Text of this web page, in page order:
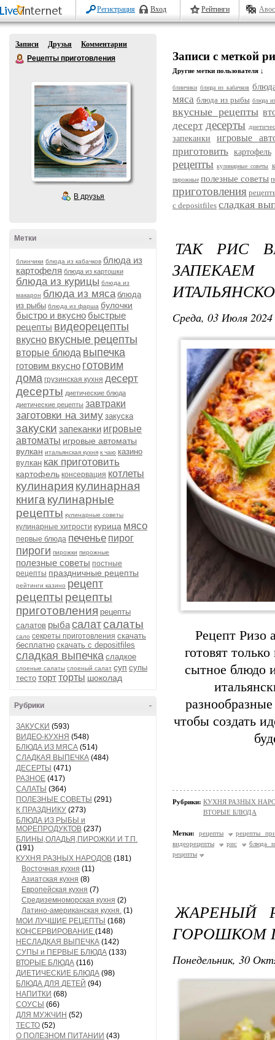
Регистрация Вход Рейтинги
Записи Друзья
Комментарии
Рецепты приготовления
В друзья
-
Метки
блинчики блюда из кабачков блюда из
картофеля блюда из картошки
блюда из курицы блюда из
макарон блюда из мяса блюда
из рыбы блюда из фарша булочки
быстро и вкусно быстрые
рецепты видеорецепты
вкусно вкусные рецепты
вторые блюда выпечка
готовим вкусно готовим
дома грузинская кухня десерт
десерты диетические блюда
диетические рецепты завтраки
заготовки на зиму закуска
закуски запеканки игровые
автоматы игровые автоматы
вулкан итальянская кухня к чаю казино
вулкан как приготовить
картофель консервация котлеты
кулинария кулинарная
книга кулинарные
рецепты кулинарные советы
кулинарные хитрости курица мясо
первые блюда печенье пирог
пироги пирожки пирожные
полезные советы постные
рецепты праздничные рецепты
рейтинги казино рецепт
рецепты рецепты
приготовления рецепты
салатов рыбасалатсалаты
сало секреты приготовления скачать
бесплатно скачать с depositfiles
сладкая выпечка сладкое
слоеные салаты слоеный салат суп супы
тесто тортторты шоколад
-
Рубрики
ЗАКУСКИ (593)
ВИДЕО-КУХНЯ (548)
БЛЮДА ИЗ МЯСА (514)
СЛАДКАЯ ВЫПЕЧКА (484)
ДЕСЕРТЫ (471)
РАЗНОЕ (417)
САЛАТЫ (364)
ПОЛЕЗНЫЕ СОВЕТЫ (291)
К ПРАЗДНИКУ (273)
БЛЮДА ИЗ РЫБЫ и
МОРЕПРОДУКТОВ (237)
БЛИНЫ,ОЛАДЬЯ,ПИРОЖКИ И Т.П.
(191)
КУХНЯ РАЗНЫХ НАРОДОВ (181)
Восточная кухня (11)
Азиатская кухня (8)
Европейская кухня (7)
Средиземноморская кухня (2)
Латино-американская кухня. (1)
МОИ ЛУЧШИЕ РЕЦЕПТЫ (168)
КОНСЕРВИРОВАНИЕ (148)
НЕСЛАДКАЯ ВЫПЕЧКА (142)
СУПЫ и ПЕРВЫЕ БЛЮДА (133)
ВТОРЫЕ БЛЮДА (116)
ДИЕТИЧЕСКИЕ БЛЮДА (98)
БЛЮДА ДЛЯ ДЕТЕЙ (94)
НАПИТКИ (68)
СОУСЫ (66)
ДЛЯ МУЖЧИН (52)
ТЕСТО (52)
О ПОЛЕЗНОМ ПИТАНИИ (43)
Записи с меткой
Другие метки пользователя ↓
блинчики блюда из кабачков
мяса блюда из рыбы блюда
вкусные рецепты
десерт десерты
запеканки игровые
приготовить картофель
рецепты кулинарные советы
пирожные полезные советы
приготовления
с depositfiles сладкая
ТАК РИС
Среда, 03 Июля
Рецепт Ризо
готовят
сытное блюдо
чтобы создать
Рубрики: КУХНЯ РАЗНЫХ
ВТОРЫЕ БЛЮДА
Метки: рецепты
рецепты
видеорецепты
рис
блюда
рецепты
ЖАРЕНЫЙ
ГОРОШКОМ
Понедельник, 30